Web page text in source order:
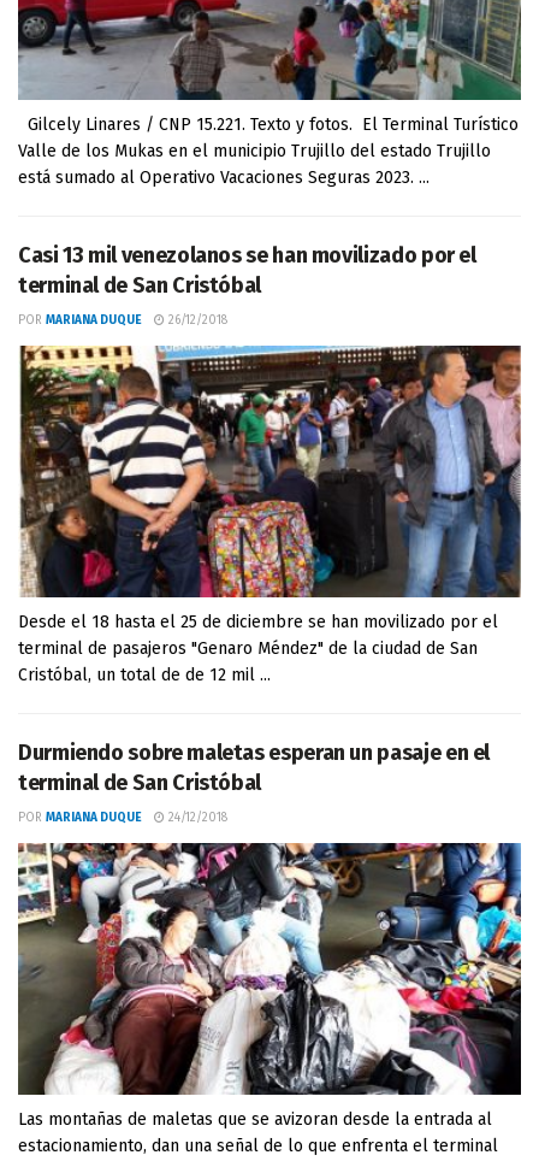
Gilcely Linares / CNP 15.221. Texto y fotos. El Terminal Turístico
Valle de los Mukas en el municipio Trujillo del estado Trujillo
está sumado al Operativo Vacaciones Seguras 2023. ...
Casi 13 mil venezolanos se han movilizado por el
terminal de San Cristóbal
POR MARIANA DUQUE 26/12/2018
Desde el 18 hasta el 25 de diciembre se han movilizado por el
terminal de pasajeros "Genaro Méndez" de la ciudad de San
Cristóbal, un total de de 12 mil ...
Durmiendo sobre maletas esperan un pasaje en el
terminal de San Cristóbal
POR MARIANA DUQUE 24/12/2018
Las montañas de maletas que se avizoran desde la entrada al
estacionamiento, dan una señal de lo que enfrenta el terminal